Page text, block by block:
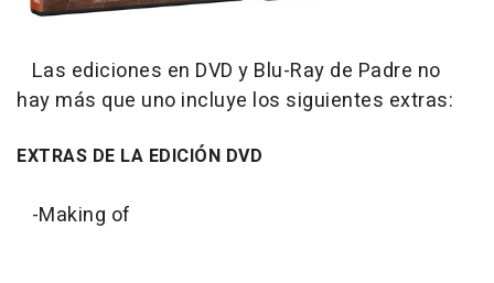
Las ediciones en DVD y Blu-Ray de Padre no
hay más que uno incluye los siguientes extras:
EXTRAS DE LA EDICIÓN DVD
-Making of